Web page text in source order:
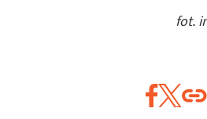
fot.